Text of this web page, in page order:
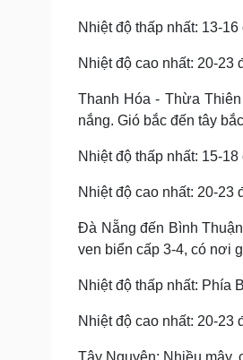
Nhiệt độ thấp nhất: 13-
Nhiệt độ cao nhất: 20-23
Thanh Hóa - Thừa
nắng. Gió bắc đến tây
Nhiệt độ thấp nhất: 15-18
Nhiệt độ cao nhất: 20-23
Đà Nẵng đến Bình
ven biển cấp 3-4, có nơi
Nhiệt độ thấp nhất: Phía
Nhiệt độ cao nhất: 20-23
Tây Nguyên: Nhiều mây,